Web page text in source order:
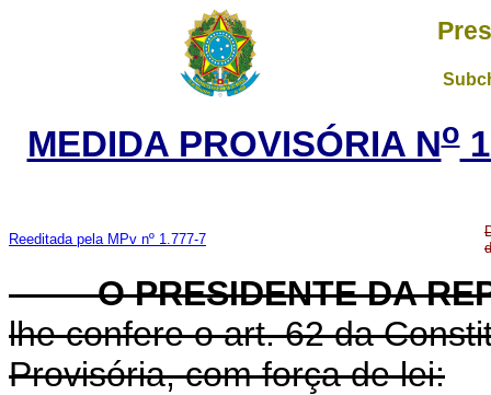
MEDIDA PROVISÓRIA No
Reeditada pela MPv nº 1.777-7
O PRESIDENTE DA
lhe confere o art. 62 da
Provisória, com força de lei: